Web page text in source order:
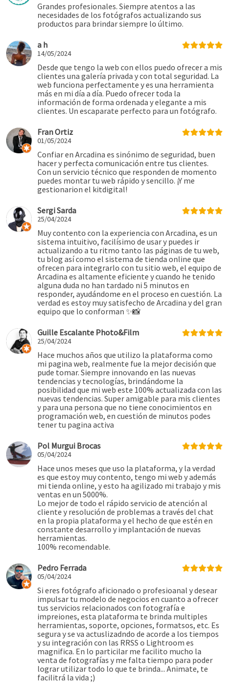
Grandes profesionales. Siempre atentos a las
necesidades de los fotógrafos actualizando sus
productos para brindar siempre lo último.
a h
14/05/2024
Desde que tengo la web con ellos puedo ofrecer a mis
clientes una galería privada y con total seguridad. La
web funciona perfectamente y es una herramienta
más en mi día a día. Puedo ofrecer toda la
información de forma ordenada y elegante a mis
clientes. Un escaparate perfecto para un fotógrafo.
Fran Ortiz
01/05/2024
Confiar en Arcadina es sinónimo de seguridad, buen
hacer y perfecta comunicación entre tus clientes.
Con un servicio técnico que responden de momento
puedes montar tu web rápido y sencillo. ¡Y me
gestionarion el kitdigital!
Sergi Sarda
25/04/2024
Muy contento con la experiencia con Arcadina, es un
sistema intuitivo, facilísimo de usar y puedes ir
actualizando a tu ritmo tanto las páginas de tu web,
tu blog así como el sistema de tienda online que
ofrecen para integrarlo con tu sitio web, el equipo de
Arcadina es altamente eficiente y cuando he tenido
alguna duda no han tardado ni 5 minutos en
responder, ayudándome en el proceso en cuestión. La
verdad es estoy muy satisfecho de Arcadina y del gran
equipo que lo conforman ✨📸
Guille Escalante Photo&Film
25/04/2024
Hace muchos años que utilizo la plataforma como
mi pagina web, realmente fue la mejor decisión que
pude tomar. Siempre innovando en las nuevas
tendencias y tecnologías, brindándome la
posibilidad que mi web este 100% actualizada con las
nuevas tendencias. Super amigable para mis clientes
y para una persona que no tiene conocimientos en
programación web, en cuestión de minutos podes
tener tu pagina activa
Pol Murgui Brocas
05/04/2024
Hace unos meses que uso la plataforma, y la verdad
es que estoy muy contento, tengo mi web y además
mi tienda online, y esto ha agilizado mi trabajo y mis
ventas en un 5000%.
Lo mejor de todo el rápido servicio de atención al
cliente y resolución de problemas a través del chat
en la propia plataforma y el hecho de que estén en
constante desarrollo y implantación de nuevas
herramientas.
100% recomendable.
Pedro Ferrada
05/04/2024
Si eres fotógrafo aficionado o profesioanal y desear
impulsar tu modelo de negocios en cuanto a ofrecer
tus servicios relacionados con fotografía e
impreiones, esta plataforma te brinda multiples
herramientas, soporte, opciones, formatsos, etc. Es
segura y se va actuslizadndo de acorde a los tiempos
y su integración con las RRSS o Lightroom es
magnifica. En lo particilar me facilito mucho la
venta de fotografías y me falta tiempo para poder
lograr utilizar todo lo que te brinda... Animate, te
facilitrá la vida ;)